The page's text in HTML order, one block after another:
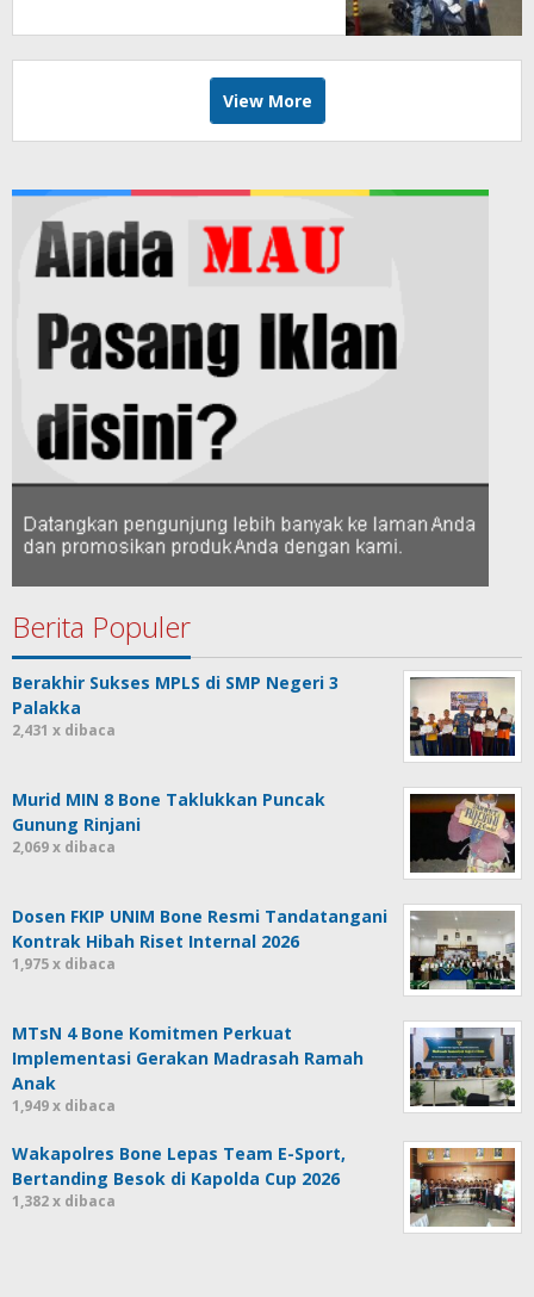
melalui Riset FOTOFOBIA
View More
Berita Populer
Berakhir Sukses MPLS di SMP Negeri 3
Palakka
2,431 x dibaca
Murid MIN 8 Bone Taklukkan Puncak
Gunung Rinjani
2,069 x dibaca
Dosen FKIP UNIM Bone Resmi Tandatangani
Kontrak Hibah Riset Internal 2026
1,975 x dibaca
MTsN 4 Bone Komitmen Perkuat
Implementasi Gerakan Madrasah Ramah
Anak
1,949 x dibaca
Wakapolres Bone Lepas Team E-Sport,
Bertanding Besok di Kapolda Cup 2026
1,382 x dibaca